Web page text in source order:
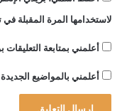
لاستخدامها المرة المقبلة في
أعلمني بمتابعة التعليقات
أعلمني بالمواضيع